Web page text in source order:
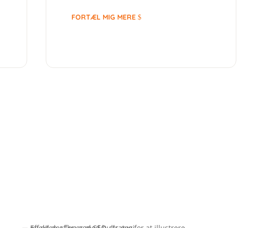
FORTÆL MIG MERE